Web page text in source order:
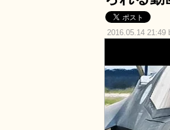
2016.05.14 21:49